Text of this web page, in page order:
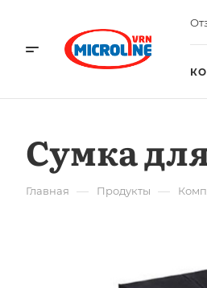
Сумка
Главная — Продукты —